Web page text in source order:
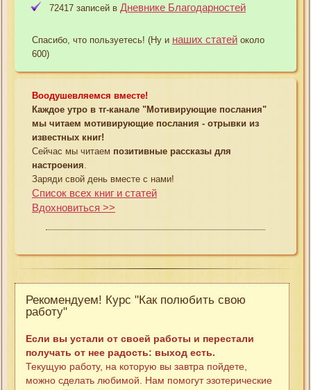
72417 записей в Дневнике Благодарностей
Спасибо, что пользуетесь! (Ну и наших статей около
600)
Воодушевляемся вместе!
Каждое утро в тг-канале "Мотивирующие послания"
мы читаем мотивирующие послания - отрывки из
известных книг!
Сейчас мы читаем позитивные рассказы для
настроения
Заряди свой день вместе с нами!
Список всех книг и статей
Вдохновиться >>
Рекомендуем! Курс "Как полюбить свою
работу"
Если вы устали от своей работы и перестали
получать от нее радость: выход есть.
Текущую работу, на которую вы завтра пойдете,
можно сделать любимой. Нам помогут эзотерические